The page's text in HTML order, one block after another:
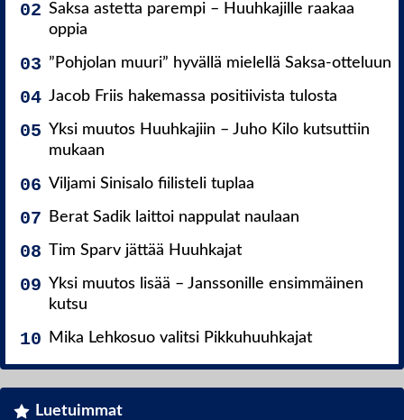
Saksa astetta parempi – Huuhkajille raakaa
oppia
”Pohjolan muuri” hyvällä mielellä Saksa-otteluun
Jacob Friis hakemassa positiivista tulosta
Yksi muutos Huuhkajiin – Juho Kilo kutsuttiin
mukaan
Viljami Sinisalo fiilisteli tuplaa
Berat Sadik laittoi nappulat naulaan
Tim Sparv jättää Huuhkajat
Yksi muutos lisää – Janssonille ensimmäinen
kutsu
Mika Lehkosuo valitsi Pikkuhuuhkajat
Luetuimmat